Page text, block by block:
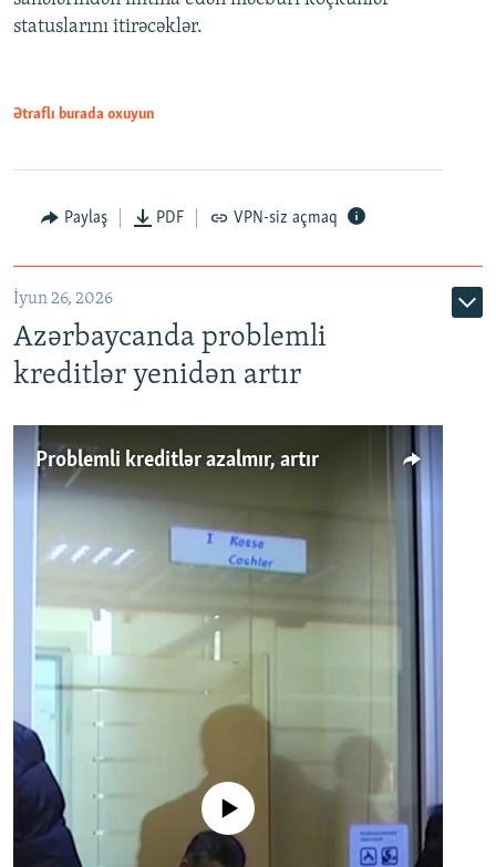
Auto 240p 360p 480p
720p 1080p
statuslarını itirəcəklər.
Ətraflı burada oxuyun
Paylaş PDF VPN-siz açmaq
İyun 26, 2026
Azərbaycanda problemli
kreditlər yenidən artır
Problemli kreditlər azalmır, artır
No media source currently available